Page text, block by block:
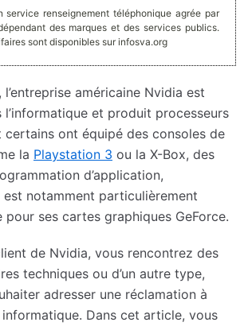
service renseignement téléphonique agrée par
des marques et des services publics.
sont disponibles sur infosva.org
l’entreprise américaine Nvidia est
l’informatique et produit processeurs
certains ont équipé des consoles de
la Playstation 3 ou la X-Box, des
d’application,
est notamment particulièrement
pour ses cartes graphiques GeForce.
de Nvidia, vous rencontrez des
techniques ou d’un autre type,
adresser une réclamation à
Dans cet article, vous